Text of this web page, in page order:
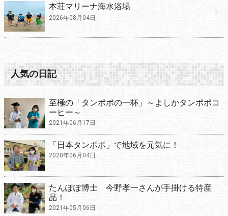
本荘マリーナ海水浴場
2026年08月04日
人気の日記
至極の「タンポポの一杯」～よしかタンポポコ
ーヒー～
2021年06月17日
「日本タンポポ」で地域を元気に！
2020年06月04日
たんぽぽ博士 今野孝一さんが手掛ける特産
品！
2021年05月06日